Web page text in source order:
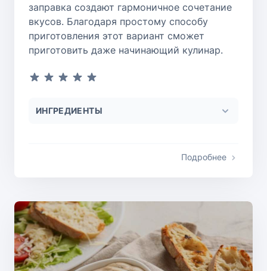
заправка создают гармоничное сочетание
вкусов. Благодаря простому способу
приготовления этот вариант сможет
приготовить даже начинающий кулинар.
ИНГРЕДИЕНТЫ
Подробнее